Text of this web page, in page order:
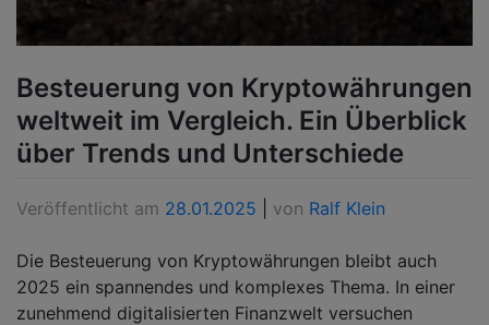
Besteuerung von Kryptowährungen
weltweit im Vergleich. Ein Überblick
über Trends und Unterschiede
Veröffentlicht am 28.01.2025 von Ralf Klein
Die Besteuerung von Kryptowährungen bleibt auch
2025 ein spannendes und komplexes Thema. In einer
zunehmend digitalisierten Finanzwelt versuchen